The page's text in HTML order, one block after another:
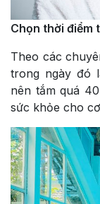
Chọn thời điểm
Theo các
trong ngày đó
nên tắm quá
sức khỏe cho